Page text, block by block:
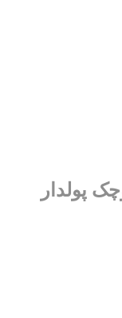
پولدار